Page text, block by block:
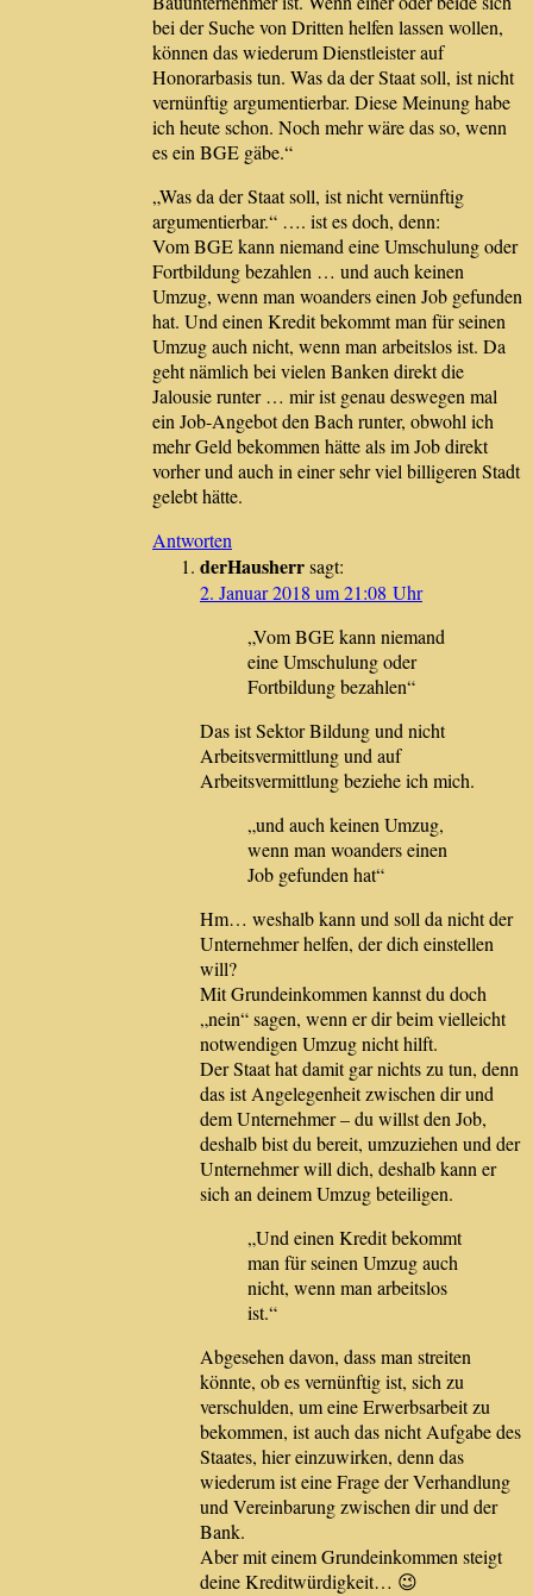
bei der Suche von Dritten helfen lassen wollen,
können das wiederum Dienstleister auf
Honorarbasis tun. Was da der Staat soll, ist nicht
vernünftig argumentierbar. Diese Meinung habe
ich heute schon. Noch mehr wäre das so, wenn
es ein BGE gäbe.“
„Was da der Staat soll, ist nicht vernünftig
argumentierbar.“ …. ist es doch, denn:
Vom BGE kann niemand eine Umschulung oder
Fortbildung bezahlen … und auch keinen
Umzug, wenn man woanders einen Job gefunden
hat. Und einen Kredit bekommt man für seinen
Umzug auch nicht, wenn man arbeitslos ist. Da
geht nämlich bei vielen Banken direkt die
Jalousie runter … mir ist genau deswegen mal
ein Job-Angebot den Bach runter, obwohl ich
mehr Geld bekommen hätte als im Job direkt
vorher und auch in einer sehr viel billigeren Stadt
gelebt hätte.
Antworten
derHausherrsagt:
2. Januar 2018 um 21:08 Uhr
„Vom BGE kann niemand
eine Umschulung oder
Fortbildung bezahlen“
Das ist Sektor Bildung und nicht
Arbeitsvermittlung und auf
Arbeitsvermittlung beziehe ich mich.
„und auch keinen Umzug,
wenn man woanders einen
Job gefunden hat“
Hm… weshalb kann und soll da nicht der
Unternehmer helfen, der dich einstellen
will?
Mit Grundeinkommen kannst du doch
„nein“ sagen, wenn er dir beim vielleicht
notwendigen Umzug nicht hilft.
Der Staat hat damit gar nichts zu tun, denn
das ist Angelegenheit zwischen dir und
dem Unternehmer – du willst den Job,
deshalb bist du bereit, umzuziehen und der
Unternehmer will dich, deshalb kann er
sich an deinem Umzug beteiligen.
„Und einen Kredit bekommt
man für seinen Umzug auch
nicht, wenn man arbeitslos
ist.“
Abgesehen davon, dass man streiten
könnte, ob es vernünftig ist, sich zu
verschulden, um eine Erwerbsarbeit zu
bekommen, ist auch das nicht Aufgabe des
Staates, hier einzuwirken, denn das
wiederum ist eine Frage der Verhandlung
und Vereinbarung zwischen dir und der
Bank.
Aber mit einem Grundeinkommen steigt
deine Kreditwürdigkeit… 😉